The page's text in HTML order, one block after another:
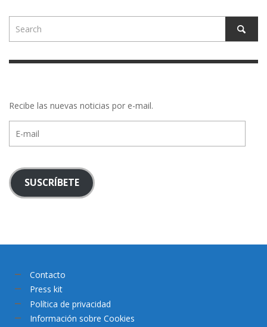
Recibe las nuevas noticias por e-mail.
mail
SUSCRÍBETE
Contacto
Press kit
Política de privacidad
Información sobre Cookies